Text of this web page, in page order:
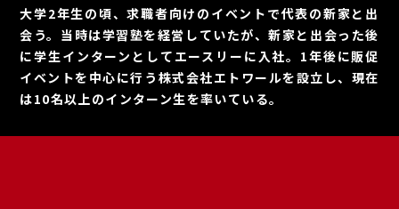
大学2年生の頃、求職者向けのイベントで代表の新家と出
会う。当時は学習塾を経営していたが、新家と出会った後
に学生インターンとしてエースリーに入社。1年後に販促
イベントを中心に行う株式会社エトワールを設立し、現在
は10名以上のインターン生を率いている。